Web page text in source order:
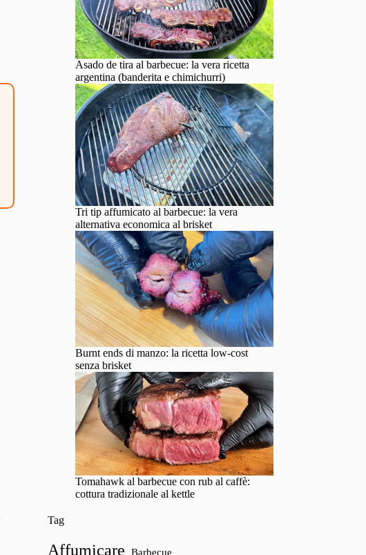
Asado de tira al barbecue: la vera ricetta
argentina (banderita e chimichurri)
Tri tip affumicato al barbecue: la vera
alternativa economica al brisket
Burnt ends di manzo: la ricetta low-cost
senza brisket
Tomahawk al barbecue con rub al caffè:
cottura tradizionale al kettle
Tag
Affumicare Barbecue